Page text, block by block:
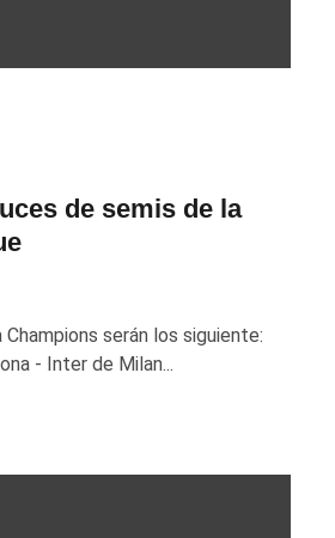
de semis de la
serán los siguiente:
- Inter de Milan...